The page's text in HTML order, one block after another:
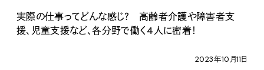
実際の仕事ってどんな感じ？ 高齢者介護や障害者支
援、児童支援など、各分野で働く4人に密着！
2023年10月11日